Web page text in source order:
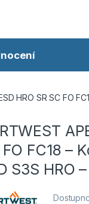
HRO SR SC FO
FO FC18 –
S3S HRO